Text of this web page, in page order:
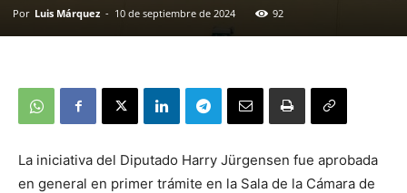
Por Luis Márquez - 10 de septiembre de 2024 92
La iniciativa del Diputado Harry Jürgensen fue aprobada
en general en primer trámite en la Sala de la Cámara de